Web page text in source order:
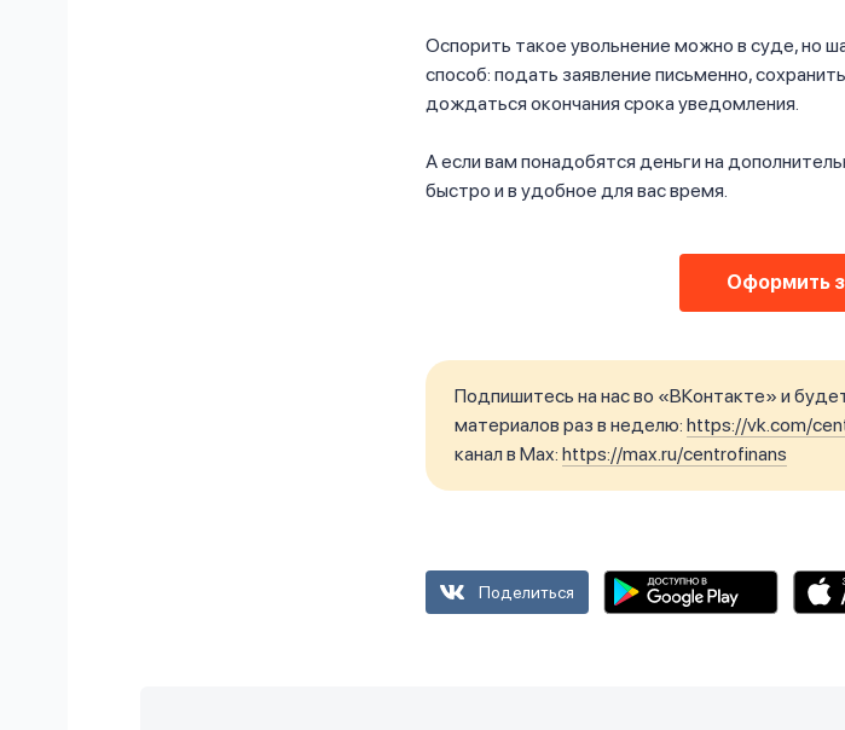
Оспорить такое увольнение можно в суде, но
способ: подать заявление письменно,
дождаться окончания срока уведомления.
А если вам понадобятся деньги на
быстро и в удобное для вас время.
Оформить
Подпишитесь на нас во «ВКонтакте» и
материалов раз в неделю: https://vk.com/
канал в Max: https://max.ru/centrofinans
Поделиться